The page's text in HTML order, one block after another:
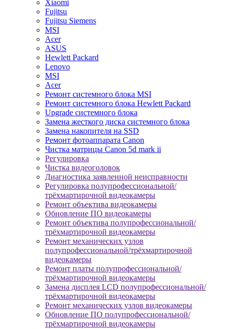
Xiaomi
Fujitsu
Fujitsu Siemens
MSI
Acer
ASUS
Hewlett Packard
Lenovo
MSI
Acer
Ремонт системного блока MSI
Ремонт системного блока Hewlett Packard
Upgrade системного блока
Замена жесткого диска системного блока
Замена накопителя на SSD
Ремонт фотоаппарата Canon
Чистка матрицы Canon 5d mark ii
Регулировка
Чистка видеоголовок
Диагностика заявленной неисправности
Регулировка полупрофессиональной/
трёхмартирочной видеокамеры
Ремонт объектива видеокамеры
Обновление ПО видеокамеры
Ремонт объектива полупрофессиональной/
трёхмартирочной видеокамеры
Ремонт механических узлов
полупрофессиональной/трёхмартирочной
видеокамеры
Ремонт платы полупрофессиональной/
трёхмартирочной видеокамеры
Замена дисплея LCD полупрофессиональной/
трёхмартирочной видеокамеры
Ремонт механических узлов видеокамеры
Обновление ПО полупрофессиональной/
трёхмартирочной видеокамеры